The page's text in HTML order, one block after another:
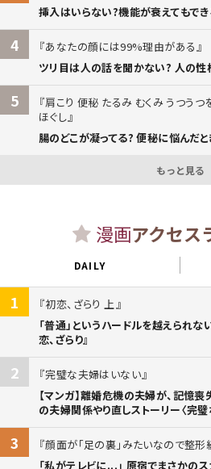
挿入はいらない?機能が衰えてもで
4
あなたの顔には99%理由がある
ツリ目は人の話を聞かない? 人の性
5
肩こり 便秘 たるみ むくみ うつうつ
ほぐし
腸のどこが凝ってる? 便秘に悩んだと
もっと見る
漫画アクセス
DAILY
1
初恋、ざらり 上
「普通」というハードルを越えられ
恋、ざらり』
2
完璧な夫婦はいない
【マンガ】離婚危機の夫婦が、記憶
の夫婦関係やり直しストーリー〈完
3
顔面が「足の裏」みたいなので整形
「私がテレビに...」 原宿でまさかの